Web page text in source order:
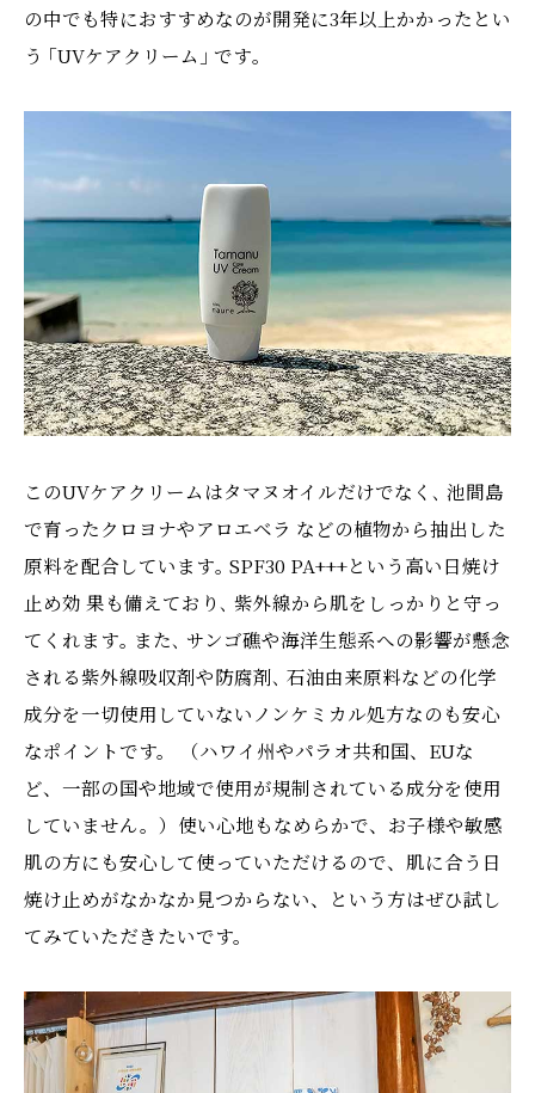
の中でも特におすすめなのが開発に3年以上かかったとい
う ｢UVケアクリーム｣ です｡
このUVケアクリームはタマヌオイルだけでなく､ 池間島
で育ったクロヨナやアロエベラ などの植物から抽出した
原料を配合しています｡ SPF30 PA+++という高い日焼け
止め効 果も備えており､ 紫外線から肌をしっかりと守っ
てくれます｡ また､ サンゴ礁や海洋生態系への影響が懸念
される紫外線吸収剤や防腐剤､ 石油由来原料などの化学
成分を一切使用していないノンケミカル処方なのも安心
なポイントです。 （ハワイ州やパラオ共和国、EUな
ど、一部の国や地域で使用が規制されている成分を使用
していません。）使い心地もなめらかで、お子様や敏感
肌の方にも安心して使っていただけるので、肌に合う日
焼け止めがなかなか見つからない、という方はぜひ試し
てみていただきたいです。